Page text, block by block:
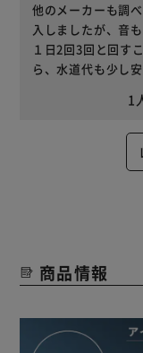
他のメーカーも調
入しましたが、音
１日2回3回と回す
ら、水道代も少し
1
商品情報